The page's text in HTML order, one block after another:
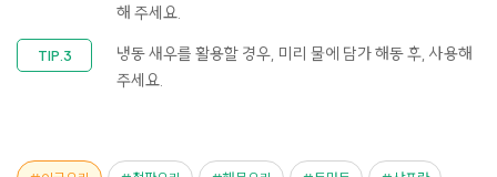
해 주세요.
냉동 새우를 활용할 경우, 미리 물에 담가 해동 후, 사용해
주세요.